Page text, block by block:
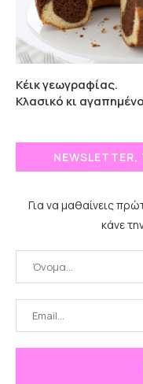
Κέικ γεωγραφίας.
Κλασικό κι αγαπημένο
Για να μαθαίνεις
κάνε